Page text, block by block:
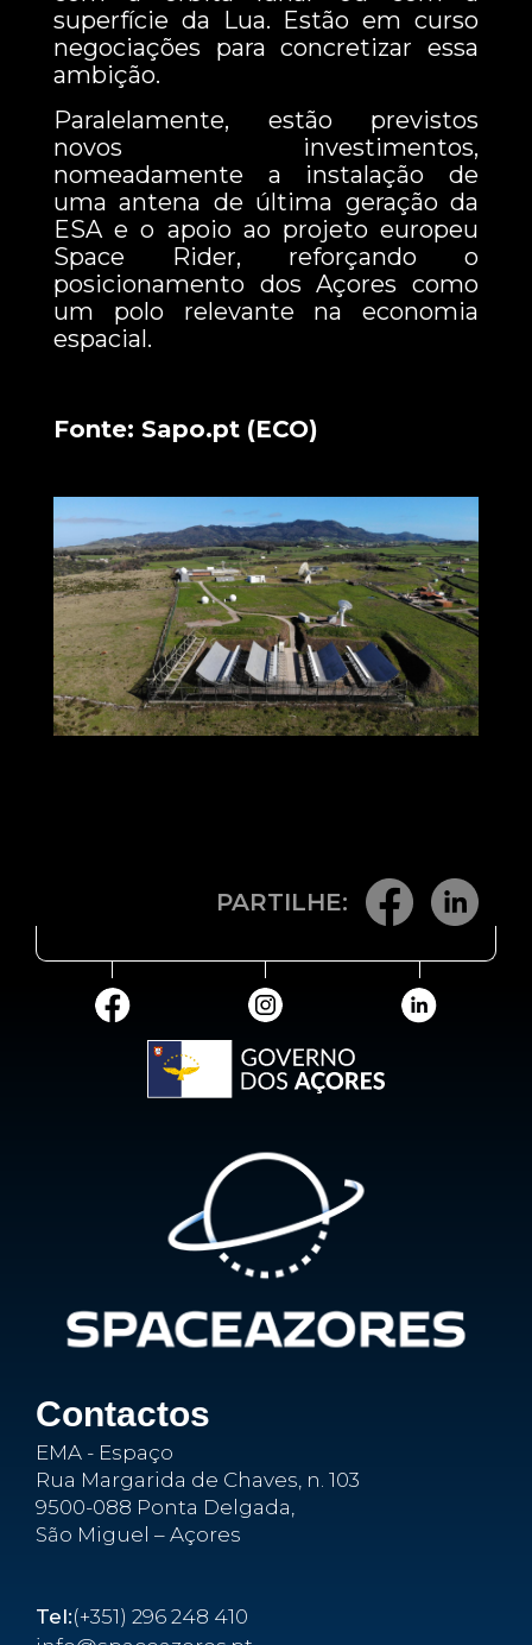
superfície da Lua. Estão em curso
negociações para concretizar essa
ambição.
Paralelamente, estão previstos
novos investimentos,
nomeadamente a instalação de
uma antena de última geração da
ESA e o apoio ao projeto europeu
Space Rider, reforçando o
posicionamento dos Açores como
um polo relevante na economia
espacial.
Fonte: Sapo.pt (ECO)
PARTILHE:
Contactos
EMA - Espaço
Rua Margarida de Chaves, n. 103
9500-088 Ponta Delgada,
São Miguel – Açores
Tel:(+351) 296 248 410